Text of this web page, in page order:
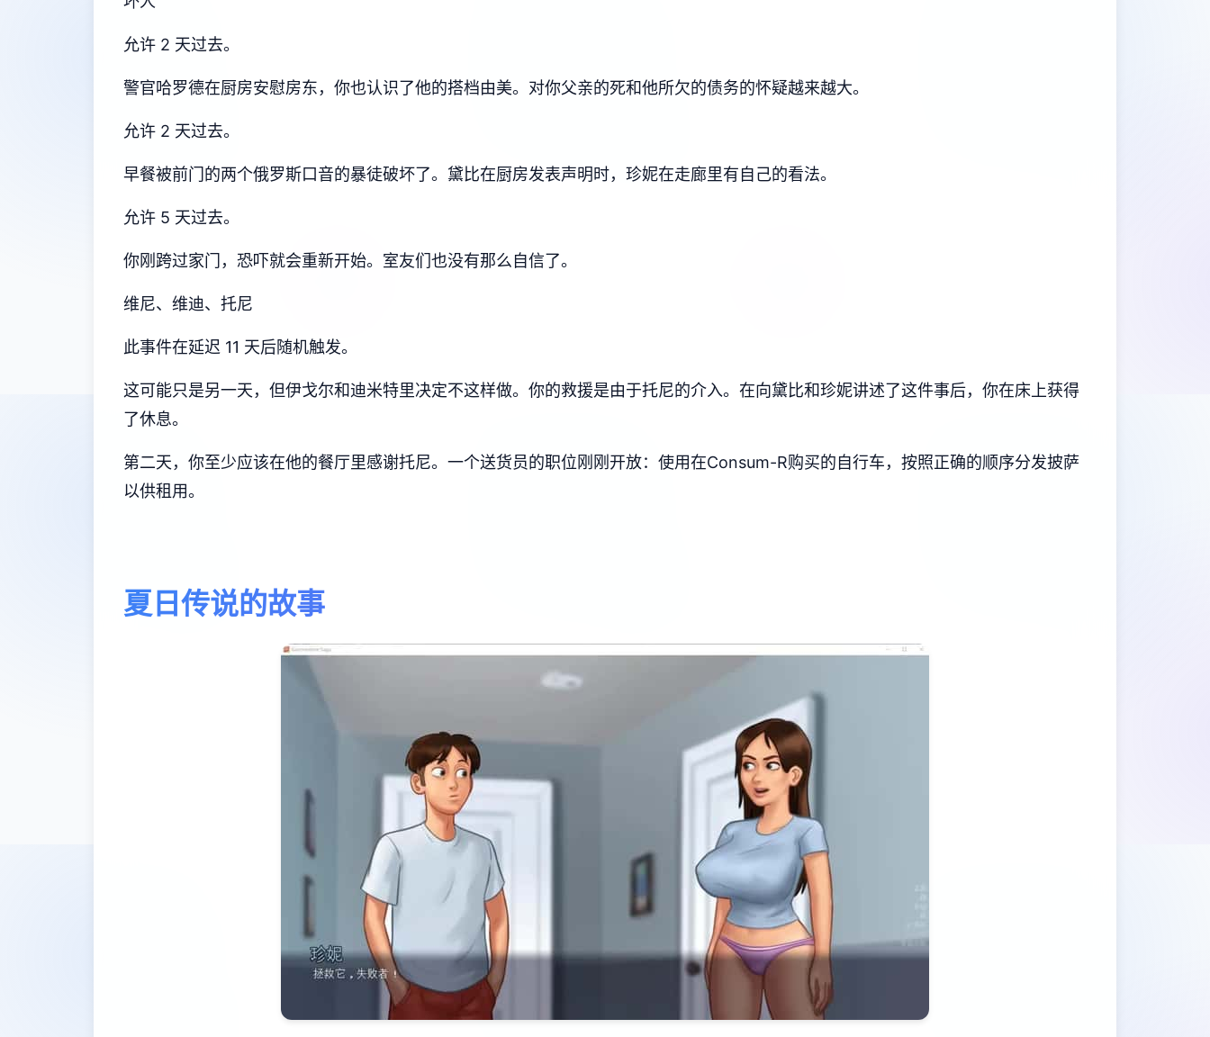
允许 2 天过去。
警官哈罗德在厨房安慰房东，你也认识了他的搭档由美。对你父亲的死和他所欠的债务的怀疑越来越大。
允许 2 天过去。
早餐被前门的两个俄罗斯口音的暴徒破坏了。黛比在厨房发表声明时，珍妮在走廊里有自己的看法。
允许 5 天过去。
你刚跨过家门，恐吓就会重新开始。室友们也没有那么自信了。
维尼、维迪、托尼
此事件在延迟 11 天后随机触发。
这可能只是另一天，但伊戈尔和迪米特里决定不这样做。你的救援是由于托尼的介入。在向黛比和珍妮讲述了这件事后，你在床上获得
了休息。
第二天，你至少应该在他的餐厅里感谢托尼。一个送货员的职位刚刚开放：使用在Consum-R购买的自行车，按照正确的顺序分发披萨
以供租用。
夏日传说的故事